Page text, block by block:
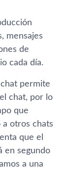
mensajes
de
cada día.
permite
chat, por lo
que
a otros chats
que el
en segundo
a una